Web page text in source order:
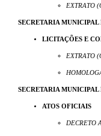
EXTRATO
SECRETARIA MUNICIPAL
LICITAÇÕES E
EXTRATO
SECRETARIA MUNICIPAL
ATOS OFICIAIS
DECRETO